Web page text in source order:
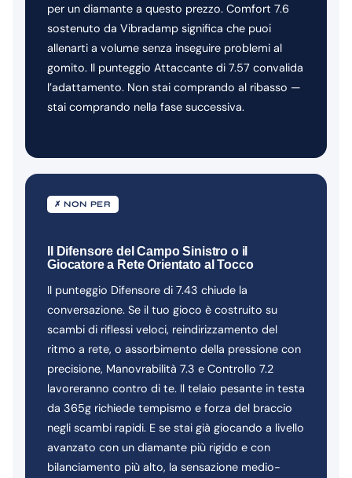
per un diamante a questo prezzo. Comfort 7.6
sostenuto da Vibradamp significa che puoi
allenarti a volume senza inseguire problemi al
gomito. Il punteggio Attaccante di 7.57 convalida
l’adattamento. Non stai comprando al ribasso —
stai comprando nella fase successiva.
✗ NON PER
Il Difensore del Campo Sinistro o il
Giocatore a Rete Orientato al Tocco
Il punteggio Difensore di 7.43 chiude la
conversazione. Se il tuo gioco è costruito su
scambi di riflessi veloci, reindirizzamento del
ritmo a rete, o assorbimento della pressione con
precisione, Manovrabilità 7.3 e Controllo 7.2
lavoreranno contro di te. Il telaio pesante in testa
da 365g richiede tempismo e forza del braccio
negli scambi rapidi. E se stai già giocando a livello
avanzato con un diamante più rigido e con
bilanciamento più alto, la sensazione medio-